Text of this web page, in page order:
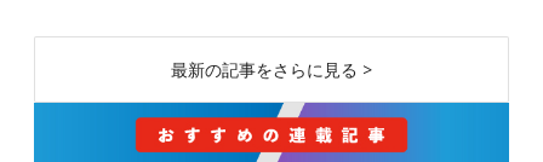
最新の記事をさらに見る >